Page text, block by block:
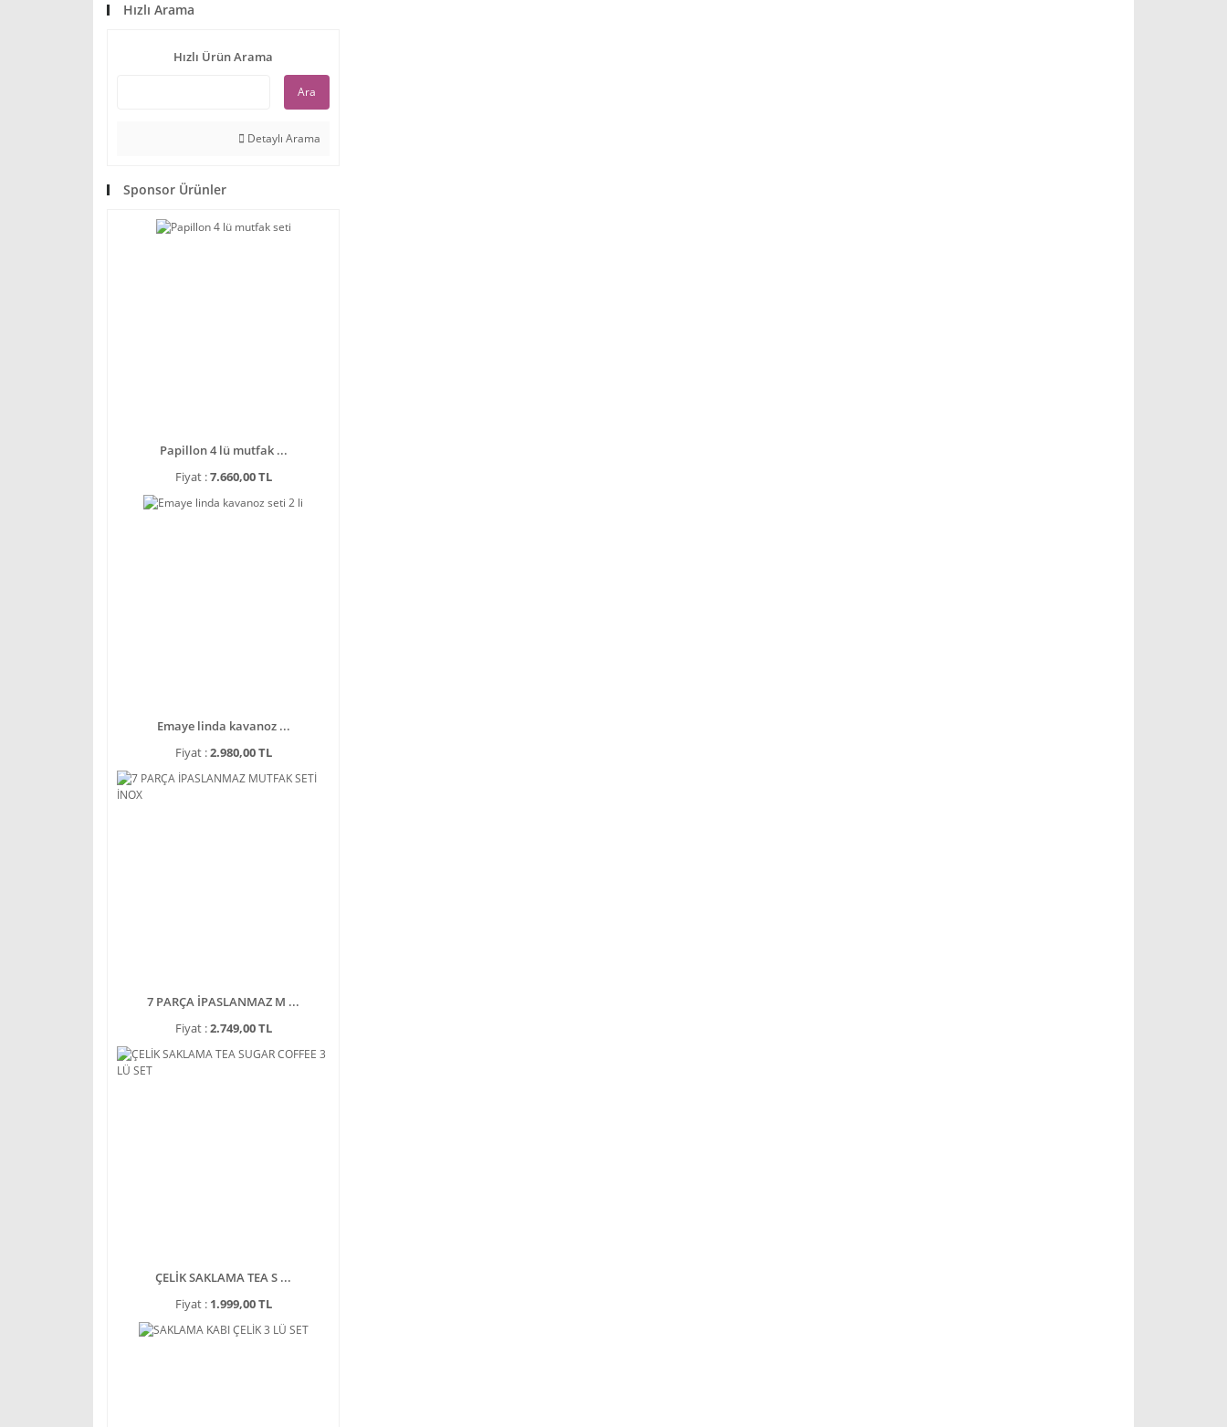
Hızlı Arama
Hızlı Ürün Arama
Ara
Detaylı Arama
Sponsor Ürünler
Papillon 4 lü mutfak ...
Fiyat :7.660,00 TL
Emaye linda kavanoz ...
Fiyat :2.980,00 TL
7 PARÇA İPASLANMAZ M ...
Fiyat :2.749,00 TL
ÇELİK SAKLAMA TEA S ...
Fiyat : 1.999,00 TL